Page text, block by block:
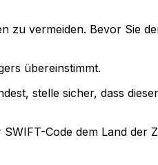
zu vermeiden. Bevor Sie
übereinstimmt.
stelle sicher, dass
Code dem Land der